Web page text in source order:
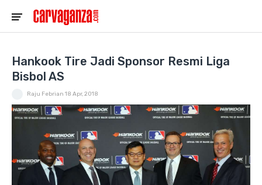
Hankook Tire Jadi Sponsor Resmi Liga
Bisbol AS
Raju Febrian 18 Apr, 2018